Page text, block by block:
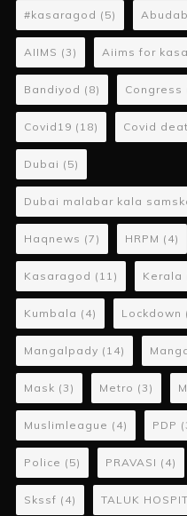
#kasaragod (5)
AIIMS (3) Aiims for
Bandiyod (8) Congress
Covid19 (18) Covid
Dubai (5)
Dubai malabar kala
Haqnews (7) HRPM (4)
Kasaragod (11) Kerala
Kumbala (4) Lockdown
Mangalpady (14)
Mask (3) Metro (3)
Muslimleague (4) PDP
Police (5) PRAVASI (4)
Skssf (4) TALUK